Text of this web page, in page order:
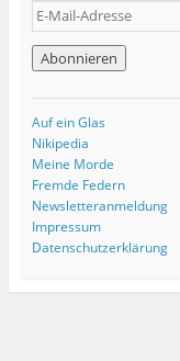
E
-
M
a
i
l
-
A
d
r
e
s
Auf ein Glas
Nikipedia
Meine Morde
Fremde Federn
Newsletteranmeldung
Impressum
Datenschutzerklärung